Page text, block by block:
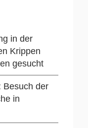
in der
Krippen
gesucht
Besuch der
in